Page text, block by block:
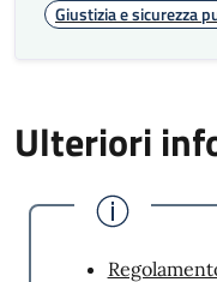
Giustizia e sicurezza
Ulteriori